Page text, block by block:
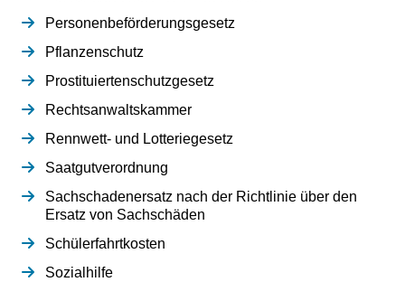
Personenbeförderungsgesetz
Pflanzenschutz
Prostituiertenschutzgesetz
Rechtsanwaltskammer
Rennwett- und Lotteriegesetz
Saatgutverordnung
Sachschadenersatz nach der Richtlinie über den
Ersatz von Sachschäden
Schülerfahrtkosten
Sozialhilfe